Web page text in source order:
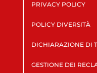
PRIVACY POLICY
POLICY DIVERSITÀ
DICHIARAZIONE DI
GESTIONE DEI